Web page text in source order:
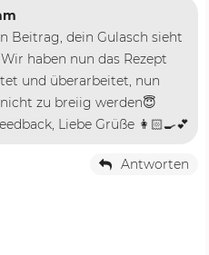
Beitrag, dein Gulasch sieht
haben nun das Rezept
und überarbeitet, nun
zu breiig werden😇
Liebe Grüße 👩🏻‍🍳💕
Antworten